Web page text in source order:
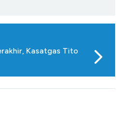
Kasatgas Tito